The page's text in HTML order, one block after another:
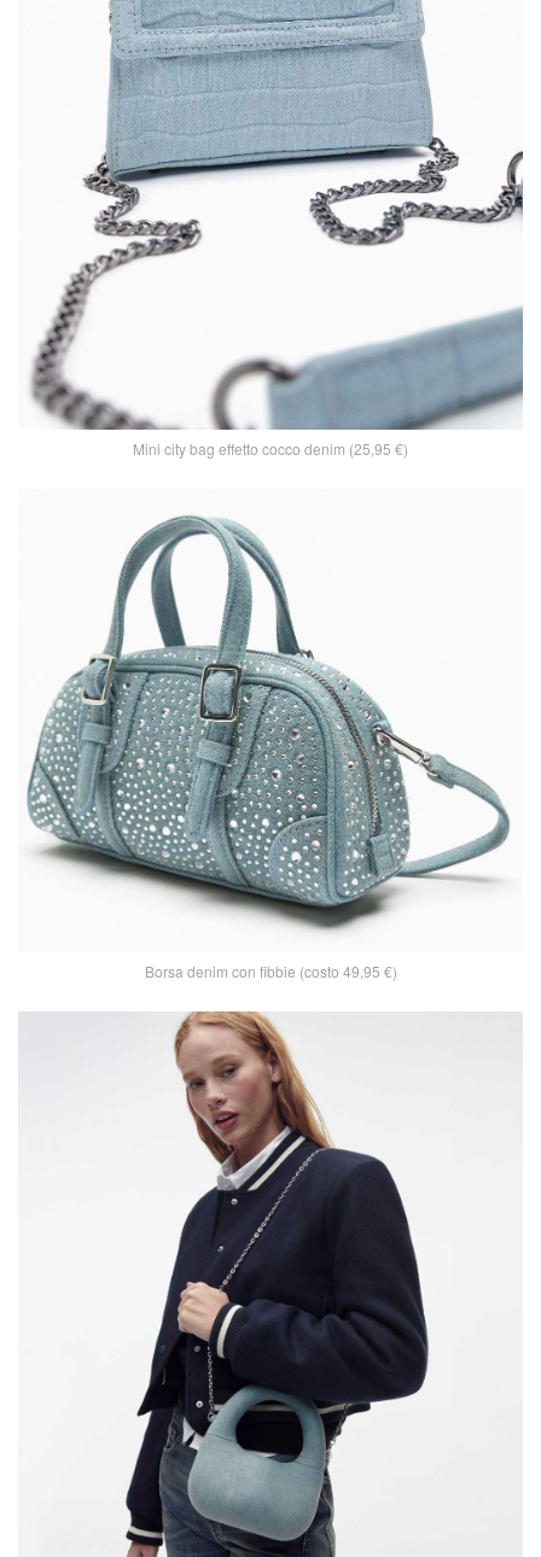
Mini city bag effetto cocco denim (25,95 €)
Borsa denim con fibbie (costo 49,95 €)